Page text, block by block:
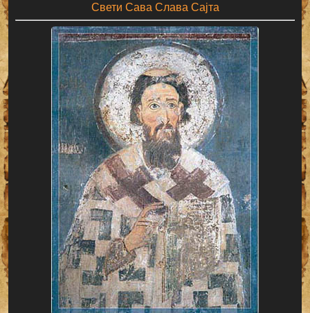
Свети Сава Слава Сајта